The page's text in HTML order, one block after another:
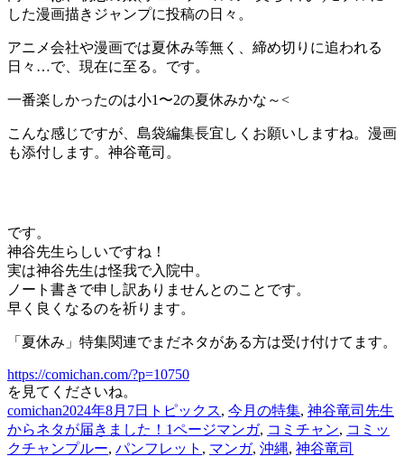
した漫画描きジャンプに投稿の日々。
アニメ会社や漫画では夏休み等無く、締め切りに追われる
日々…で、現在に至る。です。
一番楽しかったのは小1〜2の夏休みかな～<
こんな感じですが、島袋編集長宜しくお願いしますね。漫画
も添付します。神谷竜司。
です。
神谷先生らしいですね！
実は神谷先生は怪我で入院中。
ノート書きで申し訳ありませんとのことです。
早く良くなるのを祈ります。
「夏休み」特集関連でまだネタがある方は受け付けてます。
https://comichan.com/?p=10750
を見てくださいね。
投
稿
者
comichan投
稿
日:
2024年8月7日 カ
テ
ゴ
トピックス, 今月の特集, 神谷竜司先生
からネタが届きました！ タ
グ
1ページマンガ, コミチャン, コミッ
クチャンプルー, パンフレット , マンガ, 沖縄, 神谷竜司